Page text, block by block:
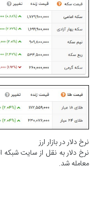
نرخ دلار در بازار ارز
معامله شد.